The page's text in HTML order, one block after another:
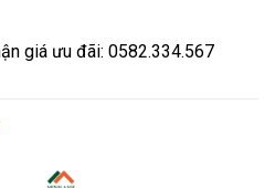
giá ưu đãi: 0582.334.567